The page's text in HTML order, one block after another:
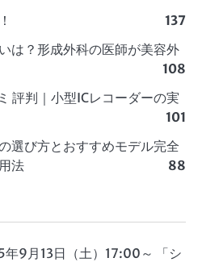
137
は？形成外科の医師が美容外
108
評判｜小型ICレコーダーの実
101
選び方とおすすめモデル完全
法
88
年9月13日（土）17:00～ 「シ